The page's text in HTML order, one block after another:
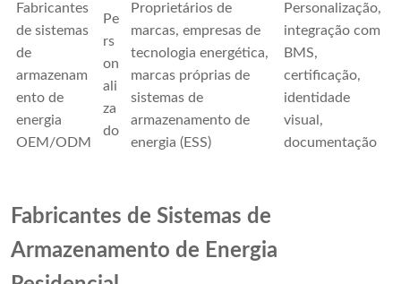
Fabricantes
de sistemas
de
armazenam
ento de
energia
OEM/ODM
Pe
rs
on
ali
za
do
Proprietários de
marcas, empresas de
tecnologia energética,
marcas próprias de
sistemas de
armazenamento de
energia (ESS)
Personalização,
integração com
BMS,
certificação,
identidade
visual,
documentação
Fabricantes de Sistemas de
Armazenamento de Energia